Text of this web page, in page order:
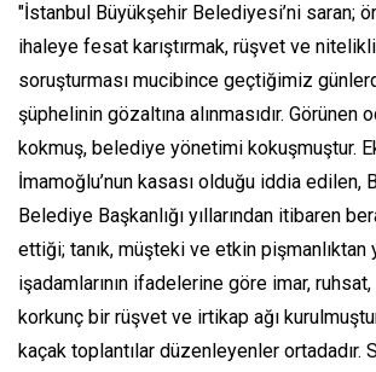
"İstanbul Büyükşehir Belediyesi’ni saran;
ihaleye fesat karıştırmak, rüşvet ve nitelikli
soruşturması mucibince geçtiğimiz
şüphelinin gözaltına alınmasıdır. Görünen
kokmuş, belediye yönetimi kokuşmuştur.
İmamoğlu’nun kasası olduğu iddia edilen,
Belediye Başkanlığı yıllarından itibaren
ettiği; tanık, müşteki ve etkin pişmanlıktan
işadamlarının ifadelerine göre imar, ruhsat,
korkunç bir rüşvet ve irtikap ağı
kaçak toplantılar düzenleyenler ortadadır.